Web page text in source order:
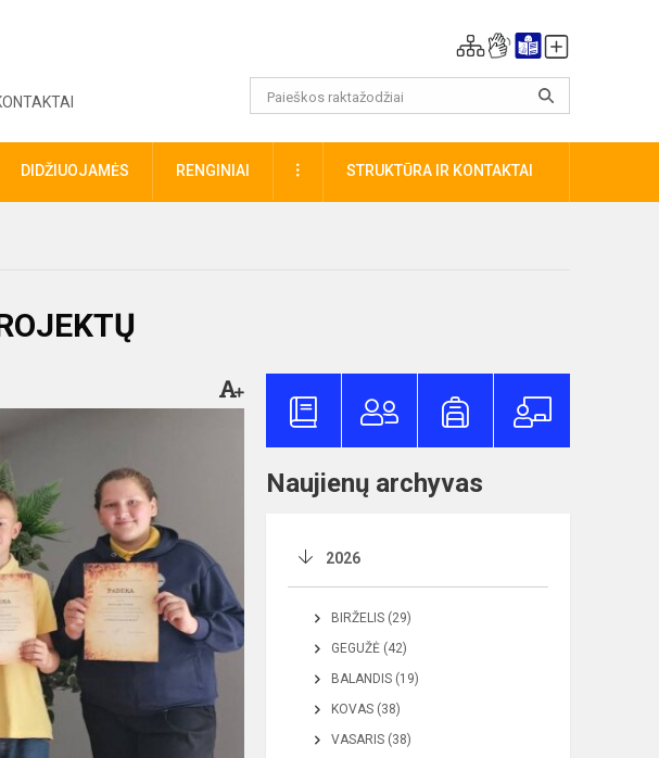
DIDŽIUOJAMĖS RENGINIAI DAUGIAUSTRUKTŪRA IR KONTAKTAI
Naujienų archyvas
2026
BIRŽELIS (29)
GEGUŽĖ (42)
BALANDIS (19)
KOVAS (38)
VASARIS (38)